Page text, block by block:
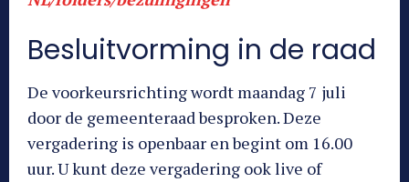
Besluitvorming in de raad
De voorkeursrichting wordt maandag 7 juli
door de gemeenteraad besproken. Deze
vergadering is openbaar en begint om 16.00
uur. U kunt deze vergadering ook live of